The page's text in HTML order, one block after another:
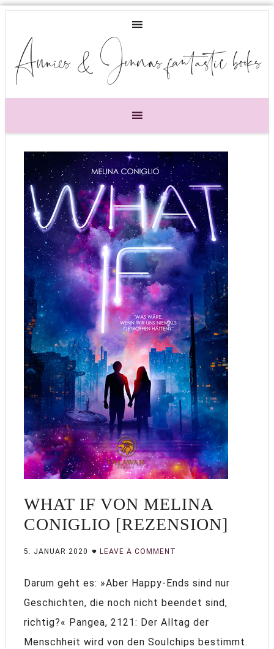
Annies & Jennas fantastic books
WHAT IF VON MELINA
CONIGLIO [REZENSION]
5. JANUAR 2020 LEAVE A COMMENT
Darum geht es: »Aber Happy-Ends sind nur
Geschichten, die noch nicht beendet sind,
richtig?« Pangea, 2121: Der Alltag der
Menschheit wird von den Soulchips bestimmt.